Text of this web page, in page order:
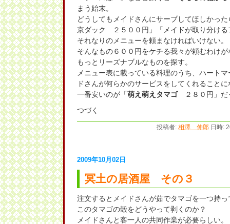
まう始末。
どうしてもメイドさんにサーブしてほしかっ
京ダック ２５００円」「メイドが取り分け
それなりのメニューを頼まなければいけない。
そんなもの６００円をケチる我々が頼むわけが
もっとリーズナブルなものを探す。
メニュー表に載っている料理のうち、ハート
ドさんが何らかのサービスをしてくれること
一番安いのが「萌え萌えタマゴ２８０円」だ
つづく
投稿者: 相澤 伸郎日時:
2009年10月02日
冥土の居酒屋 その３
注文するとメイドさんが茹でタマゴを一つ持っ
このタマゴの殻をどうやって剥くのか？
メイドさんと客一人の共同作業が必要らしい。